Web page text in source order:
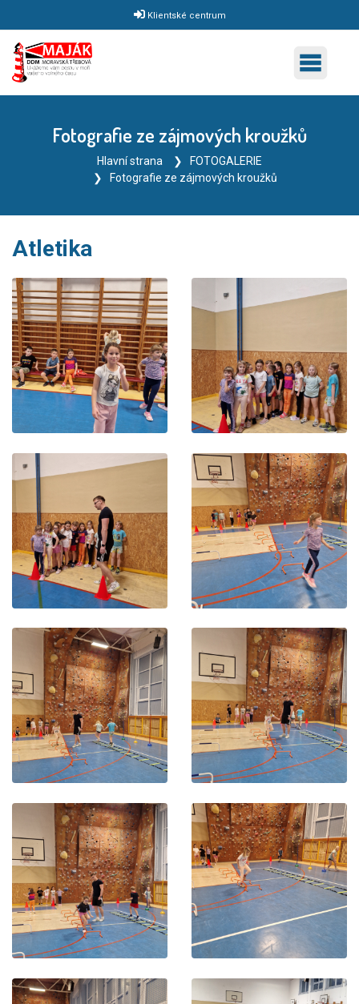
Klientské centrum
Fotografie ze zájmových kroužků
Hlavní strana
FOTOGALERIE
Fotografie ze zájmových kroužků
Atletika